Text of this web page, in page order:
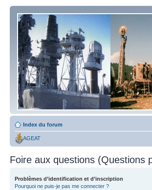
Index du forum
AGEAT
Foire aux questions (Questions
Problèmes d’identification et d’inscription
Pourquoi ne puis-je pas me connecter ?